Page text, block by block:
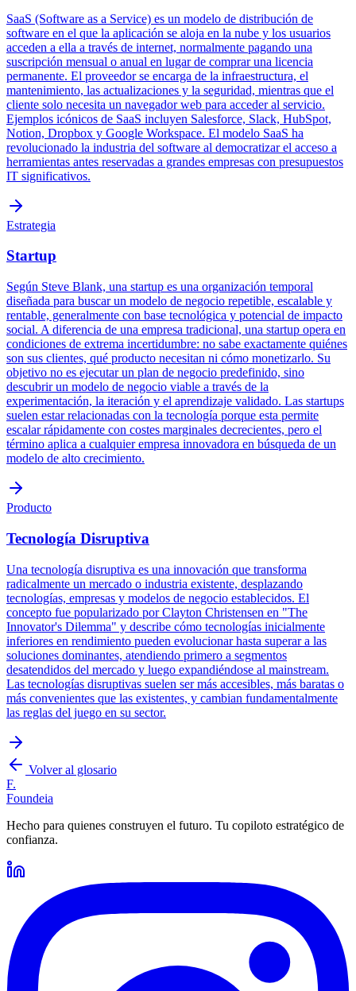
SaaS (Software as a Service) es un modelo de distribución de
software en el que la aplicación se aloja en la nube y los usuarios
acceden a ella a través de internet, normalmente pagando una
suscripción mensual o anual en lugar de comprar una licencia
permanente. El proveedor se encarga de la infraestructura, el
mantenimiento, las actualizaciones y la seguridad, mientras que el
cliente solo necesita un navegador web para acceder al servicio.
Ejemplos icónicos de SaaS incluyen Salesforce, Slack, HubSpot,
Notion, Dropbox y Google Workspace. El modelo SaaS ha
revolucionado la industria del software al democratizar el acceso a
herramientas antes reservadas a grandes empresas con presupuestos
IT significativos.
Estrategia
Startup
Según Steve Blank, una startup es una organización temporal
diseñada para buscar un modelo de negocio repetible, escalable y
rentable, generalmente con base tecnológica y potencial de impacto
social. A diferencia de una empresa tradicional, una startup opera en
condiciones de extrema incertidumbre: no sabe exactamente quiénes
son sus clientes, qué producto necesitan ni cómo monetizarlo. Su
objetivo no es ejecutar un plan de negocio predefinido, sino
descubrir un modelo de negocio viable a través de la
experimentación, la iteración y el aprendizaje validado. Las startups
suelen estar relacionadas con la tecnología porque esta permite
escalar rápidamente con costes marginales decrecientes, pero el
término aplica a cualquier empresa innovadora en búsqueda de un
modelo de alto crecimiento.
Producto
Tecnología Disruptiva
Una tecnología disruptiva es una innovación que transforma
radicalmente un mercado o industria existente, desplazando
tecnologías, empresas y modelos de negocio establecidos. El
concepto fue popularizado por Clayton Christensen en "The
Innovator's Dilemma" y describe cómo tecnologías inicialmente
inferiores en rendimiento pueden evolucionar hasta superar a las
soluciones dominantes, atendiendo primero a segmentos
desatendidos del mercado y luego expandiéndose al mainstream.
Las tecnologías disruptivas suelen ser más accesibles, más baratas o
más convenientes que las existentes, y cambian fundamentalmente
las reglas del juego en su sector.
Volver al glosario
F.
Foundeia
Hecho para quienes construyen el futuro. Tu copiloto estratégico de
confianza.